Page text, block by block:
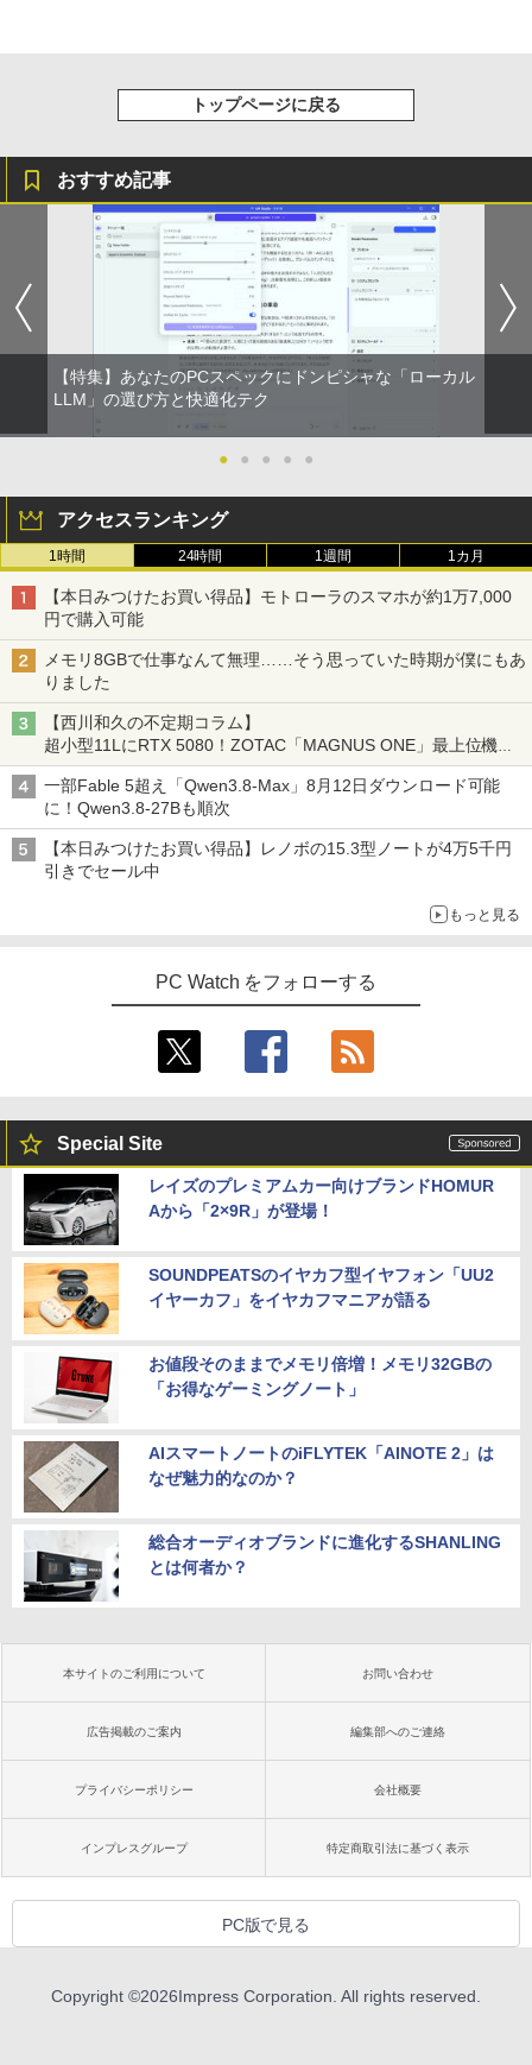
トップページに戻る
おすすめ記事
【特集】あなたのPCスペックにドンピシャな「ローカル
LLM」の選び方と快適化テク
● ● ● ● ●
アクセスランキング
1時間 24時間 1週間 1カ月
【本日みつけたお買い得品】モトローラのスマホが約1万7,000
円で購入可能
メモリ8GBで仕事なんて無理……そう思っていた時期が僕にもあ
りました
【西川和久の不定期コラム】
超小型11LにRTX 5080！ZOTAC「MAGNUS ONE」最上位機の
実力を探る
一部Fable 5超え「Qwen3.8-Max」8月12日ダウンロード可能
に！Qwen3.8-27Bも順次
【本日みつけたお買い得品】レノボの15.3型ノートが4万5千円
引きでセール中
もっと見る
PC Watch をフォローする
Special Site
レイズのプレミアムカー向けブランドHOMUR
Aから「2×9R」が登場！
SOUNDPEATSのイヤカフ型イヤフォン「UU2
イヤーカフ」をイヤカフマニアが語る
お値段そのままでメモリ倍増！メモリ32GBの
「お得なゲーミングノート」
AIスマートノートのiFLYTEK「AINOTE 2」は
なぜ魅力的なのか？
総合オーディオブランドに進化するSHANLING
とは何者か？
本サイトのご利用について お問い合わせ
広告掲載のご案内 編集部へのご連絡
プライバシーポリシー 会社概要
インプレスグループ 特定商取引法に基づく表示
PC版で見る
Copyright ©2026Impress Corporation. All rights reserved.